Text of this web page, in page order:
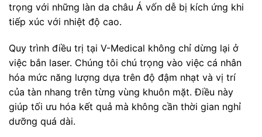
trọng với những làn da châu Á vốn dễ bị kích ứng khi
tiếp xúc với nhiệt độ cao.
Quy trình điều trị tại V-Medical không chỉ dừng lại ở
việc bắn laser. Chúng tôi chú trọng vào việc cá nhân
hóa mức năng lượng dựa trên độ đậm nhạt và vị trí
của tàn nhang trên từng vùng khuôn mặt. Điều này
giúp tối ưu hóa kết quả mà không cần thời gian nghỉ
dưỡng quá dài.